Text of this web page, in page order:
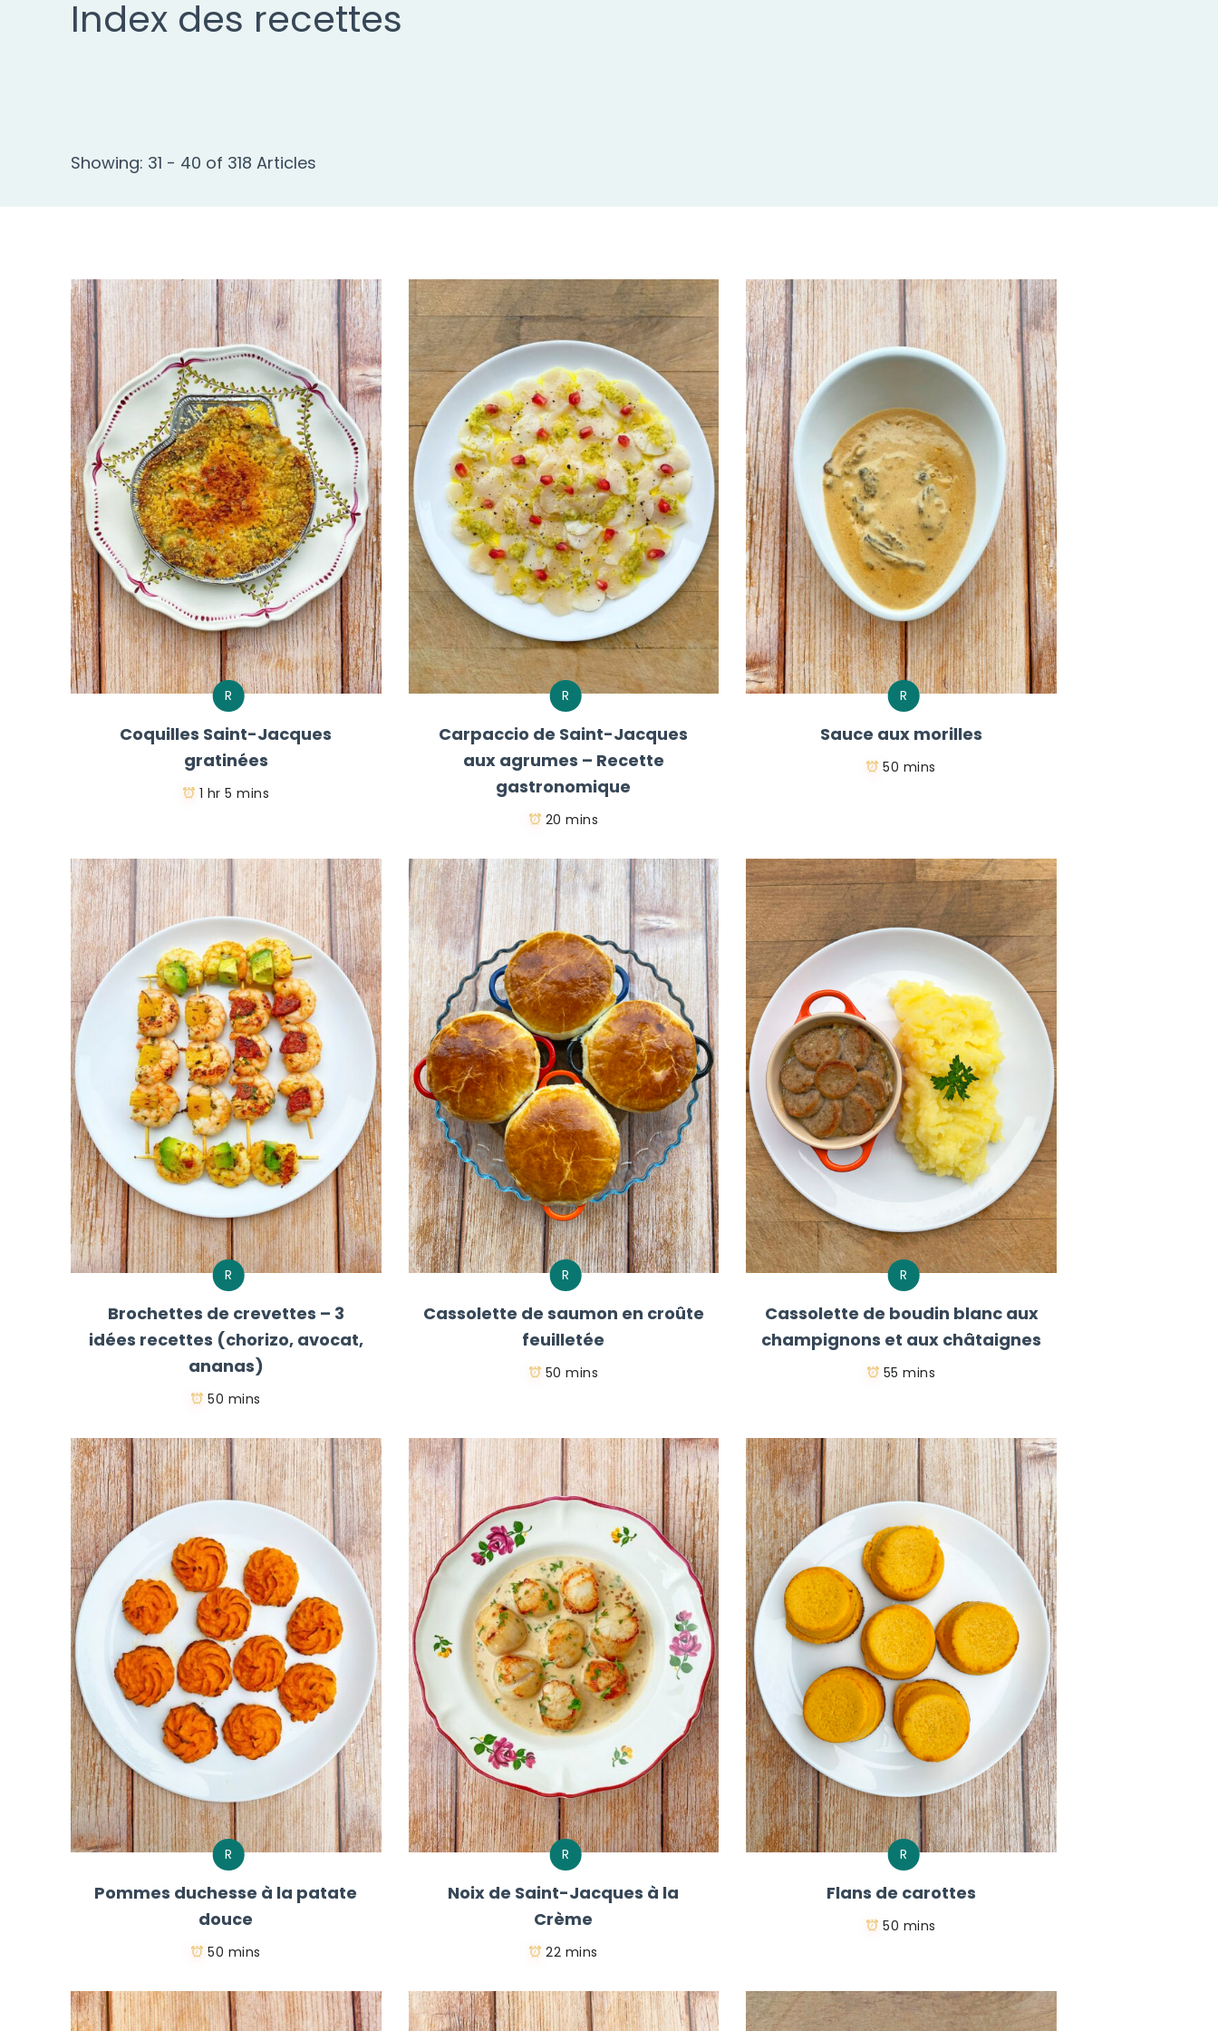
Index des recettes
Showing: 31 - 40 of 318 Articles
R
Coquilles Saint-Jacques
gratinées
1 hr 5 mins
R
Carpaccio de Saint-Jacques
aux agrumes – Recette
gastronomique
20 mins
R
Sauce aux morilles
50 mins
R
Brochettes de crevettes – 3
idées recettes (chorizo, avocat,
ananas)
50 mins
R
Cassolette de saumon en croûte
feuilletée
50 mins
R
Cassolette de boudin blanc aux
champignons et aux châtaignes
55 mins
R
Pommes duchesse à la patate
douce
50 mins
R
Noix de Saint-Jacques à la
Crème
22 mins
R
Flans de carottes
50 mins